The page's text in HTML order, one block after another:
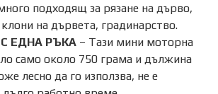
подходящ за рязане на дърво,
на дървета, градинарство.
ЕДНА РЪКА – Тази мини моторна
само около 750 грама и дължина
лесно да го използва, не е